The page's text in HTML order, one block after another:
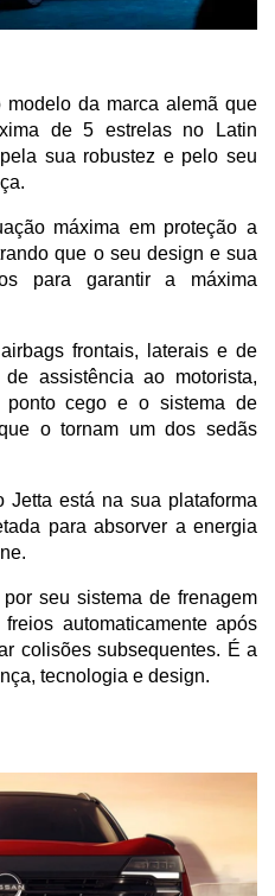
modelo da marca alemã que
de 5 estrelas no Latin
sua robustez e pelo seu
máxima em proteção a
que o seu design e sua
para garantir a máxima
frontais, laterais e de
assistência ao motorista,
ponto cego e o sistema de
o tornam um dos sedãs
Jetta está na sua plataforma
para absorver a energia
seu sistema de frenagem
automaticamente após
colisões subsequentes. É a
tecnologia e design.